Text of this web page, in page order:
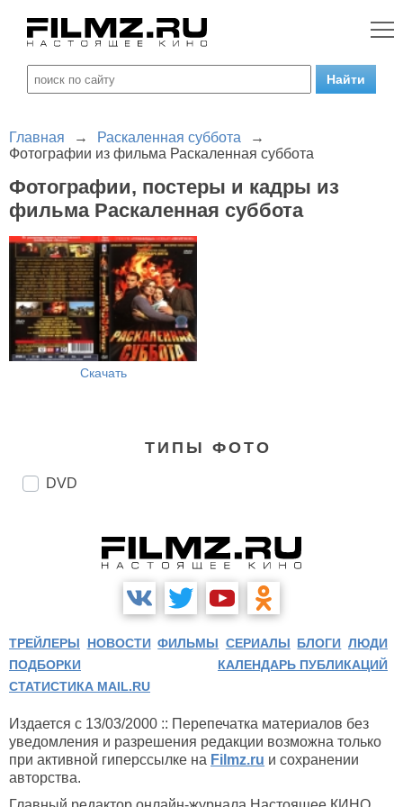
Главная → Раскаленная суббота
→
Фотографии из фильма Раскаленная суббота
Фотографии, постеры и кадры из
фильма Раскаленная суббота
Скачать
ТИПЫ ФОТО
DVD
ТРЕЙЛЕРЫ НОВОСТИ ФИЛЬМЫ СЕРИАЛЫ БЛОГИ ЛЮДИ
ПОДБОРКИ
КАЛЕНДАРЬ ПУБЛИКАЦИЙ
СТАТИСТИКА MAIL.RU
Издается с 13/03/2000 :: Перепечатка материалов без
уведомления и разрешения редакции возможна только
при активной гиперссылке на Filmz.ru и сохранении
авторства.